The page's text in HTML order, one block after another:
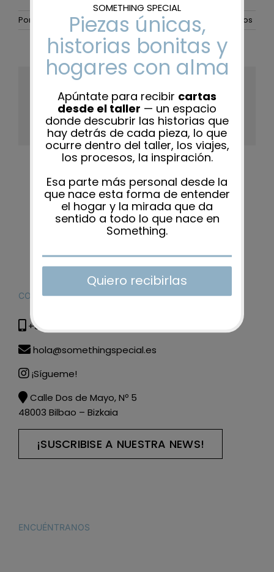
Por maider-admin 25 noviembre, 2025 | Sin comentarios
Share This Story, Choose Your
Platform!
Facebook
X RedditLinkedInWhatsApp
TumblrPinterest
Vk Xing
CONTACTO
+34 615 285 608
hola@somethingspecial.es
¡Sígueme!
Calle Dos de Mayo, Nº 5
48003 Bilbao – Bizkaia
¡SUSCRIBISE A NUESTRA NEWS!
ENCUÉNTRANOS